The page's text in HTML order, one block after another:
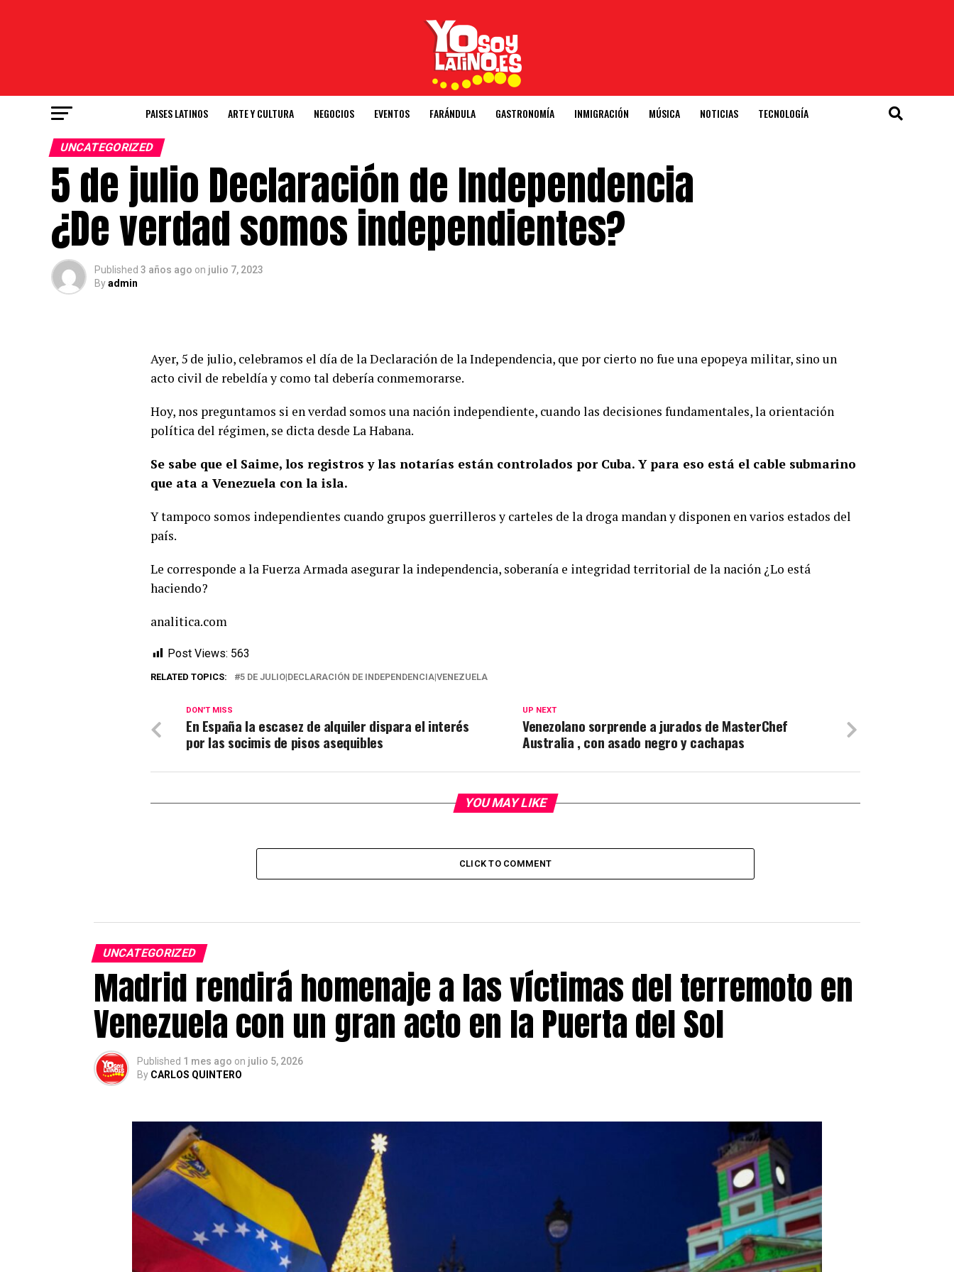
PAISES LATINOS ARTE Y CULTURA NEGOCIOS EVENTOS FARÁNDULA GASTRONOMÍA INMIGRACIÓN MÚSICA NOTICIAS TECNOLOGÍA
UNCATEGORIZED
5 de julio Declaración de Independencia
¿De verdad somos independientes?
Published 3 años ago on julio 7, 2023
Byadmin
Ayer, 5 de julio, celebramos el día de la Declaración de la Independencia, que por cierto no fue una epopeya militar, sino un
acto civil de rebeldía y como tal debería conmemorarse.
Hoy, nos preguntamos si en verdad somos una nación independiente, cuando las decisiones fundamentales, la orientación
política del régimen, se dicta desde La Habana.
Se sabe que el Saime, los registros y las notarías están controlados por Cuba. Y para eso está el cable submarino
que ata a Venezuela con la isla.
Y tampoco somos independientes cuando grupos guerrilleros y carteles de la droga mandan y disponen en varios estados del
país.
Le corresponde a la Fuerza Armada asegurar la independencia, soberanía e integridad territorial de la nación ¿Lo está
haciendo?
analitica.com
Post Views: 563
RELATED TOPICS: 5 DE JULIO|DECLARACIÓN DE INDEPENDENCIA|VENEZUELA
UP NEXT
Venezolano sorprende a jurados de MasterChef
Australia , con asado negro y cachapas
DON'T MISS
En España la escasez de alquiler dispara el interés
por las socimis de pisos asequibles
YOU MAY LIKE
CLICK TO COMMENT
UNCATEGORIZED
Madrid rendirá homenaje a las víctimas del terremoto en
Venezuela con un gran acto en la Puerta del Sol
Published 1 mes ago on julio 5, 2026
By CARLOS QUINTERO